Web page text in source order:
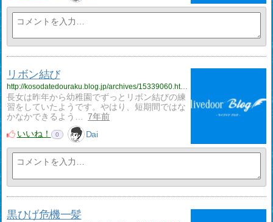
リボン結び
http://kosodatedouraku.blog.jp/archives/15339060.html
長女は昨年から幼稚園でずっとリボン結びの練
習をしていたようです。やはり、短期間ではな
かなかできるよう…
7年前
いいね！
0 Dai
黒ひげ危機一髪